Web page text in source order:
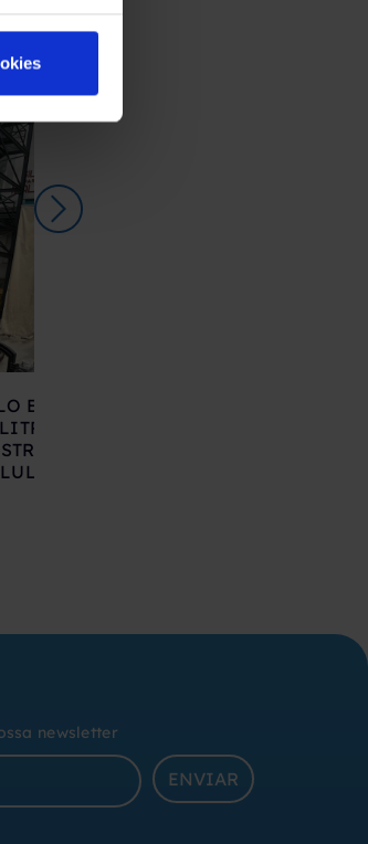
EM AÇO 17.000
LITROS SOBRE
COM
DE CARGA
newsletter
ENVIAR